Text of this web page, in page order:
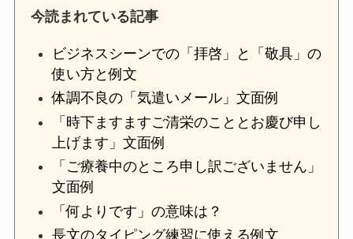
今読まれている記事
ビジネスシーンでの「拝啓」と「敬具」の
使い方と例文
体調不良の「気遣いメール」文面例
「時下ますますご清栄のこととお慶び申し
上げます」文面例
「ご療養中のところ申し訳ございません」
文面例
「何よりです」の意味は？
長文のタイピング練習に使える例文